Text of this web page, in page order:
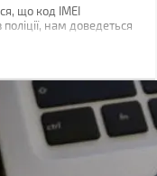
що код IMEI
нам доведеться
слід повідомити